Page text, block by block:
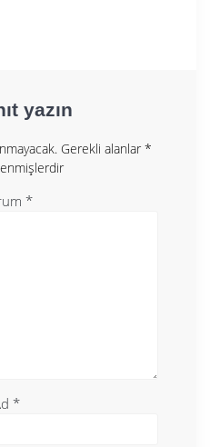
yazın
Gerekli alanlar *
*
*